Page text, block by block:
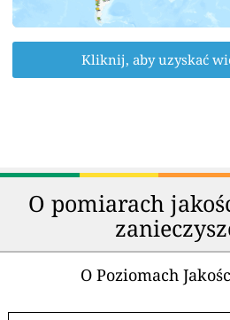
Kliknij, aby uzyskać
O pomiarach
O Poziomach